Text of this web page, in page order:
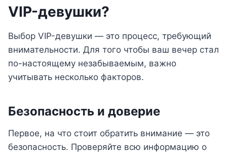
VIP-девушки?
Выбор VIP-девушки — это процесс, требующий
внимательности. Для того чтобы ваш вечер стал
по-настоящему незабываемым, важно
учитывать несколько факторов.
Безопасность и доверие
Первое, на что стоит обратить внимание — это
безопасность. Проверяйте всю информацию о